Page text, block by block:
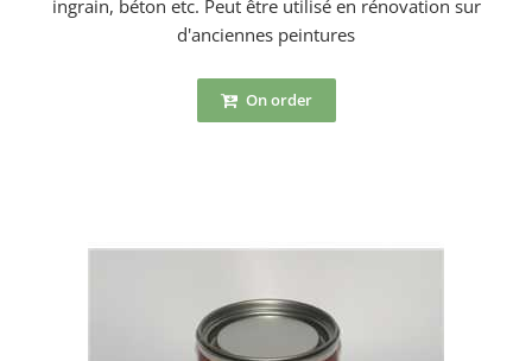
ingrain, béton etc. Peut être utilisé en rénovation sur
d'anciennes peintures
On order